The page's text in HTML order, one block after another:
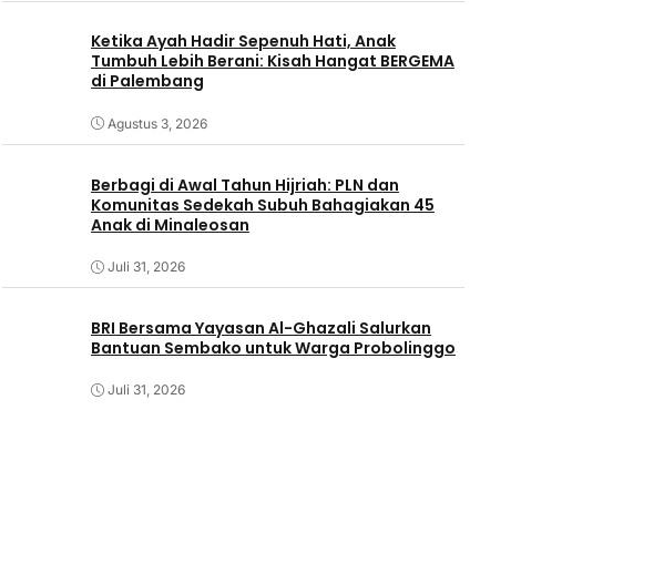
Ketika Ayah Hadir Sepenuh Hati, Anak
Tumbuh Lebih Berani: Kisah Hangat BERGEMA
di Palembang
Agustus 3, 2026
Berbagi di Awal Tahun Hijriah: PLN dan
Komunitas Sedekah Subuh Bahagiakan 45
Anak di Minaleosan
Juli 31, 2026
BRI Bersama Yayasan Al-Ghazali Salurkan
Bantuan Sembako untuk Warga Probolinggo
Juli 31, 2026